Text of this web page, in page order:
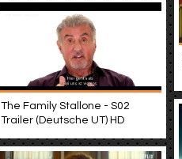
The Family Stallone - S02
Trailer (Deutsche UT) HD